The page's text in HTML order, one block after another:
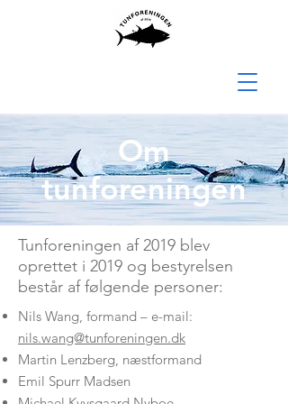
Om
tunforeningen
Tunforeningen af 2019 blev
oprettet i 2019 og bestyrelsen
består af følgende personer:
Nils Wang, formand – e-mail:
nils.wang@tunforeningen.dk
Martin Lenzberg, næstformand
Emil Spurr Madsen